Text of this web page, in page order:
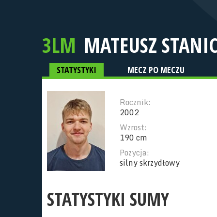
3LM MATEUSZ
STATYSTYKI MECZ PO MECZU
Rocznik:
2002
Wzrost:
190 cm
Pozycja:
silny skrzydłowy
STATYSTYKI SUMY